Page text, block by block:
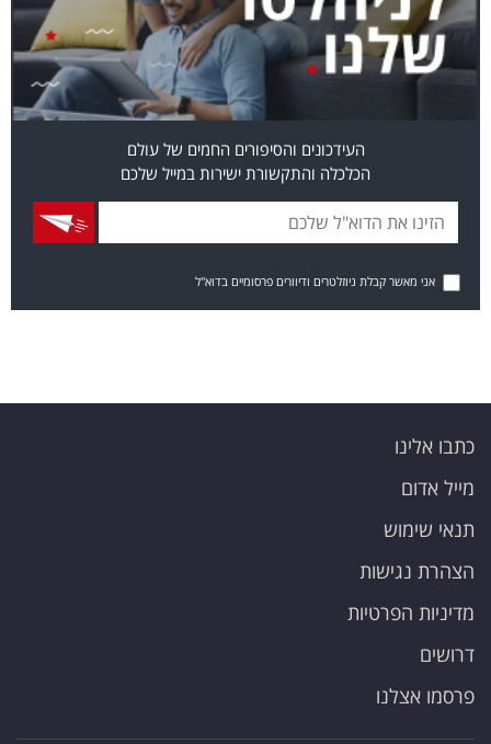
העידכונים והסיפורים החמים של עולם
הכלכלה והתקשורת ישירות במייל שלכם
אני מאשר קבלת ניוזלטרים ודיוורים פרסומיים בדוא"ל
כתבו אלינו
מייל אדום
תנאי שימוש
הצהרת נגישות
מדיניות הפרטיות
דרושים
פרסמו אצלנו